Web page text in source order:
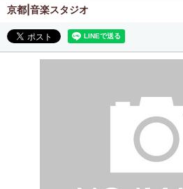
京都|音楽スタジオ